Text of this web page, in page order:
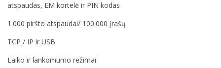
atspaudas, EM kortelė ir PIN kodas
1.000 piršto atspaudai/ 100.000 įrašų
TCP / IP ir USB
Laiko ir lankomumo režimai